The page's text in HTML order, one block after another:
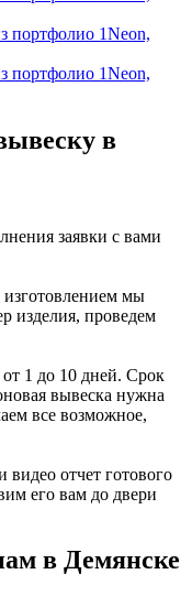
в
заявки с вами
мы
изделия, проведем
1 до 10 дней. Срок
вывеска нужна
все возможное,
отчет готового
его вам до двери
в Демянске